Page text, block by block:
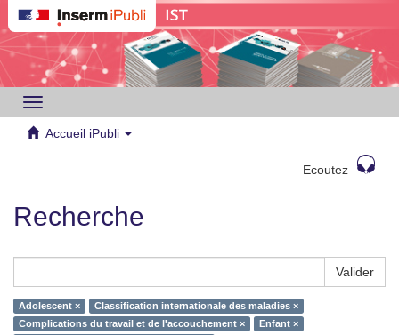
Toggle
navigation
Accueil iPubli
Ecoutez
Recherche
Valider
Adolescent ×
Classification internationale des maladies ×
Complications du travail et de l'accouchement ×
Enfant ×